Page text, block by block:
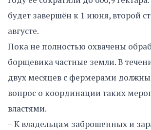
будет завершён к 1 июня, второй
августе.
Пока не полностью охвачены
борщевика частные земли. В
двух месяцев с фермерами должны
вопрос о координации таких
властями.
– К владельцам заброшенных и